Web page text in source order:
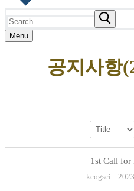
for:
Menu
공지사항
1st Call for
kcogsci